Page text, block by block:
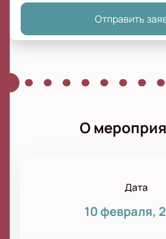
Отправить
О
Дата
10 февраля,